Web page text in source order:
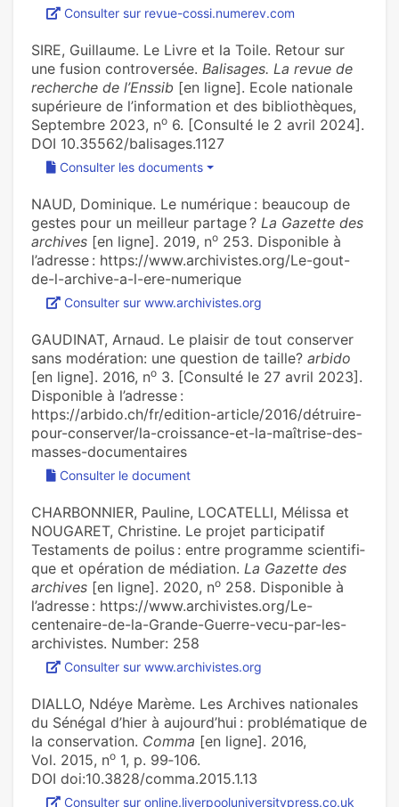
Consulter sur revue-cossi.numerev.com
SIRE, Guillaume. Le Livre et la Toile. Retour sur
une fusion controversée. Balisages. La revue de
recherche de l’Enssib [en ligne]. Ecole nationale
supérieure de l’information et des bibliothèques,
Septembre 2023, no 6. [Consulté le 2 avril 2024].
DOI 10.35562/balisages.1127
Consulter les documents
NAUD, Dominique. Le numé­ri­que : beau­coup de
gestes pour un meilleur par­tage ? La Gazette des
archives [en ligne]. 2019, no 253. Disponible à
l’adresse : https://www.archivistes.org/Le-gout-
de-l-archive-a-l-ere-numerique
Consulter sur www.archivistes.org
GAUDINAT, Arnaud. Le plaisir de tout conserver
sans modération: une question de taille? arbido
[en ligne]. 2016, no 3. [Consulté le 27 avril 2023].
Disponible à l’adresse :
https://arbido.ch/fr/edition-article/2016/détruire-
pour-conserver/la-croissance-et-la-maîtrise-des-
masses-documentaires
Consulter le document
CHARBONNIER, Pauline, LOCATELLI, Mélissa et
NOUGARET, Christine. Le projet par­ti­ci­pa­tif
Testaments de poilus : entre pro­gramme scien­ti­fi­
que et opé­ra­tion de média­tion. La Gazette des
archives [en ligne]. 2020, no 258. Disponible à
l’adresse : https://www.archivistes.org/Le-
centenaire-de-la-Grande-Guerre-vecu-par-les-
archivistes. Number: 258
Consulter sur www.archivistes.org
DIALLO, Ndéye Marème. Les Archives nationales
du Sénégal d’hier à aujourd’hui : problématique de
la conservation. Comma [en ligne]. 2016,
Vol. 2015, no 1, p. 99‑106.
DOI doi:10.3828/comma.2015.1.13
Consulter sur online.liverpooluniversitypress.co.uk